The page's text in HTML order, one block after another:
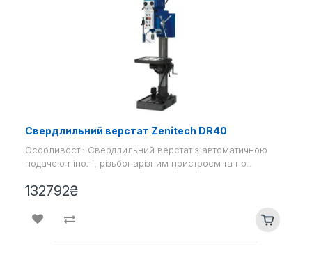
Свердлильний верстат Zenitech DR40
Особливості: Свердлильний верстат з автоматичною
подачею пінолі, різьбонарізним пристроєм та по..
132792₴